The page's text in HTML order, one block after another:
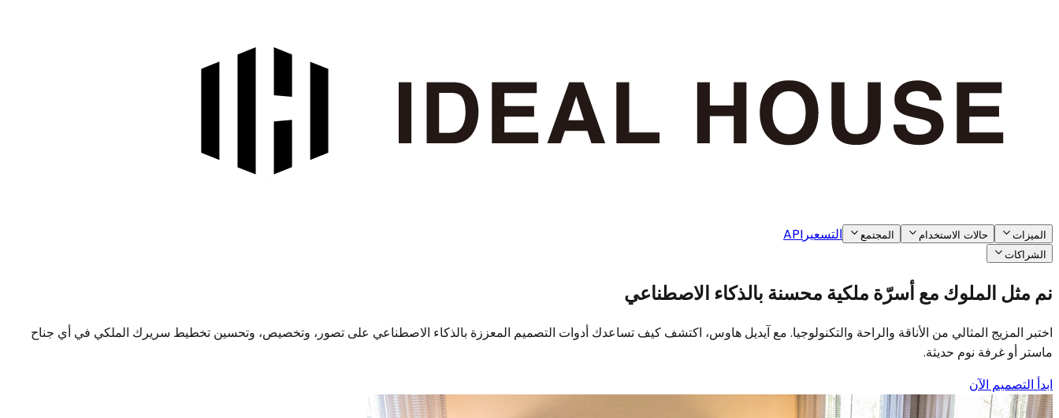
الميزات حالات الاستخدام المجتمع التسعيرAPI
الشراكات
نم مثل الملوك مع أسرّة ملكية محسنة بالذكاء الاصطناعي
اختبر المزيج المثالي من الأناقة والراحة والتكنولوجيا. مع آيديل هاوس، اكتشف كيف تساعدك أدوات التصميم المعززة بالذكاء الاصطناعي على تصور، وتخصيص، وتحسين تخطيط سريرك الملكي في أي جناح
ماستر أو غرفة نوم حديثة.
ابدأ التصميم الآن